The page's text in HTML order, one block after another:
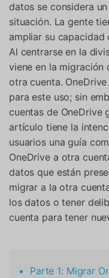
datos se considera
situación. La gente
ampliar su capacidad
Al centrarse en la
viene en la migración
otra cuenta.
para este uso; sin
cuentas de OneDrive
artículo tiene la
usuarios una guía
OneDrive a otra
datos que están
migrar a la otra
los datos o tener
cuenta para tener
Parte 1: Migrar